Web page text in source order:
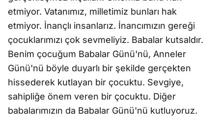
etmiyor. Vatanımız, milletimiz bunları hak
etmiyor. İnançlı insanlarız. İnancımızın gereği
çocuklarımızı çok sevmeliyiz. Babalar kutsaldır.
Benim çocuğum Babalar Günü'nü, Anneler
Günü'nü böyle duyarlı bir şekilde gerçekten
hissederek kutlayan bir çocuktu. Sevgiye,
sahipliğe önem veren bir çocuktu. Diğer
babalarımızın da Babalar Günü'nü kutluyoruz.